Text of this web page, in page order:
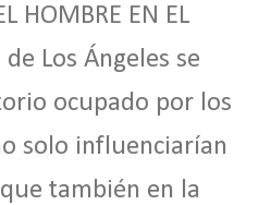
HOMBRE EN EL
de Los Ángeles se
ocupado por los
solo influenciarían
también en la